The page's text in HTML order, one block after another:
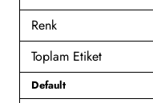
Renk
Toplam Etiket
Default